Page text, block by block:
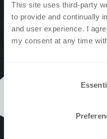
This site uses third-party
to provide and continually
and user experience. I
my consent at any time
C
ECOBLOCK
Migrations-